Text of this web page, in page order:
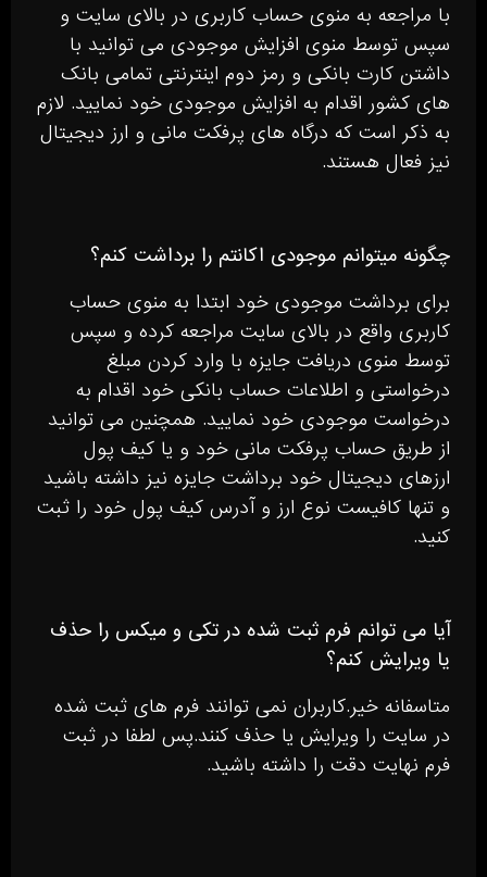
با مراجعه به منوی حساب کاربری در بالای سایت و
سپس توسط منوی افزایش موجودی می توانید با
داشتن کارت بانکی و رمز دوم اینترنتی تمامی بانک
های کشور اقدام به افزایش موجودی خود نمایید. لازم
به ذکر است که درگاه های پرفکت مانی و ارز دیجیتال
نیز فعال هستند.
چگونه میتوانم موجودی اکانتم را برداشت کنم؟
برای برداشت موجودی خود ابتدا به منوی حساب
کاربری واقع در بالای سایت مراجعه کرده و سپس
توسط منوی دریافت جایزه با وارد کردن مبلغ
درخواستی و اطلاعات حساب بانکی خود اقدام به
درخواست موجودی خود نمایید. همچنین می توانید
از طریق حساب پرفکت مانی خود و یا کیف پول
ارزهای دیجیتال خود برداشت جایزه نیز داشته باشید
و تنها کافیست نوع ارز و آدرس کیف پول خود را ثبت
کنید.
آیا می توانم فرم ثبت شده در تکی و میکس را حذف
یا ویرایش کنم؟
متاسفانه خیر.کاربران نمی توانند فرم های ثبت شده
در سایت را ویرایش یا حذف کنند.پس لطفا در ثبت
فرم نهایت دقت را داشته باشید.